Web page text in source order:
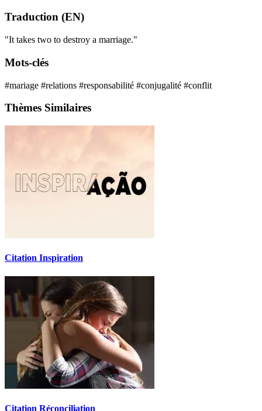
Traduction (EN)
"It takes two to destroy a marriage."
Mots-clés
#mariage #relations #responsabilité #conjugalité #conflit
Thèmes Similaires
Citation Inspiration
Citation Réconciliation